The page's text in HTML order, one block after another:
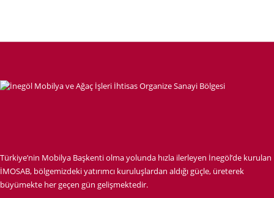
Türkiye’nin Mobilya Başkenti olma yolunda hızla ilerleyen İnegöl’de kurulan
İMOSAB, bölgemizdeki yatırımcı kuruluşlardan aldığı güçle, üreterek
büyümekte her geçen gün gelişmektedir.